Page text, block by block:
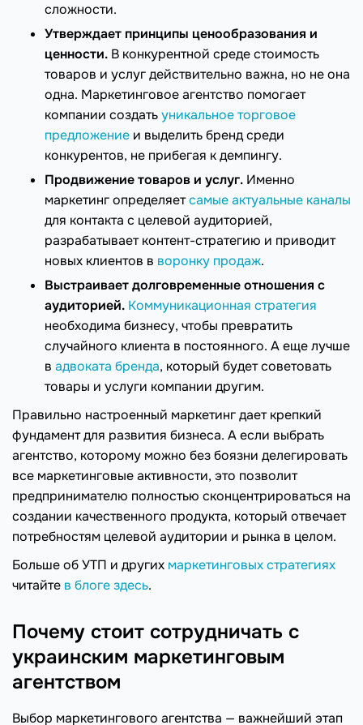
сложности.
Утверждает принципы ценообразования и
ценности. В конкурентной среде стоимость
товаров и услуг действительно важна, но не она
одна. Маркетинговое агентство помогает
компании создатьуникальное торговое
предложение и выделить бренд среди
конкурентов, не прибегая к демпингу.
Продвижение товаров и услуг. Именно
маркетинг определяетсамые актуальные каналы
для контакта с целевой аудиторией,
разрабатывает контент-стратегию и приводит
новых клиентов в воронку продаж.
Выстраивает долговременные отношения с
аудиторией. Коммуникационная стратегия
необходима бизнесу, чтобы превратить
случайного клиента в постоянного. А еще лучше
в адвоката бренда, который будет советовать
товары и услуги компании другим.
Правильно настроенный маркетинг дает крепкий
фундамент для развития бизнеса. А если выбрать
агентство, которому можно без боязни делегировать
все маркетинговые активности, это позволит
предпринимателю полностью сконцентрироваться на
создании качественного продукта, который отвечает
потребностям целевой аудитории и рынка в целом.
Больше об УТП и других маркетинговых стратегиях
читайте в блоге здесь.
Почему стоит сотрудничать с
украинским маркетинговым
агентством
Выбор маркетингового агентства — важнейший этап